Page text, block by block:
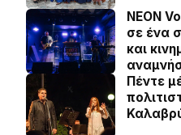
NEON
σε ένα
και
Πέντε